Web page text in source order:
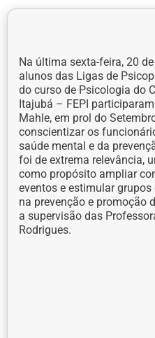
Na última sexta-feira, 20
alunos das Ligas de
do curso de Psicologia do
Itajubá – FEPI
Mahle, em prol do
conscientizar os
saúde mental e da
foi de extrema relevância,
como propósito ampliar
eventos e estimular
na prevenção e promoção
a supervisão das
Rodrigues.